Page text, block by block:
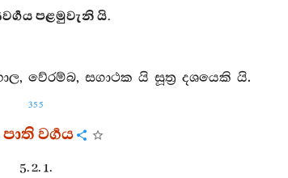
පළමුවැනි යි.
වේරම්බ, සගාථක යි සූත්‍ර දශයෙකි යි.
355
පාති වර්‍ගය
5. 2. 1.